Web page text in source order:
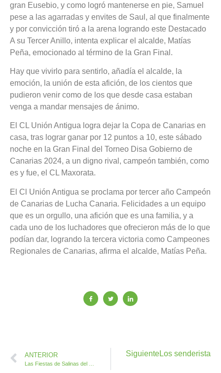
gran Eusebio, y como logró mantenerse en pie, Samuel
pese a las agarradas y envites de Saul, al que finalmente
y por convicción tiró a la arena logrando este Destacado
A su Tercer Anillo, intenta explicar el alcalde, Matías
Peña, emocionado al término de la Gran Final.
Hay que vivirlo para sentirlo, añadía el alcalde, la
emoción, la unión de esta afición, de los cientos que
pudieron venir como de los que desde casa estaban
venga a mandar mensajes de ánimo.
El CL Unión Antigua logra dejar la Copa de Canarias en
casa, tras lograr ganar por 12 puntos a 10, este sábado
noche en la Gran Final del Torneo Disa Gobierno de
Canarias 2024, a un digno rival, campeón también, como
es y fue, el CL Maxorata.
El Cl Unión Antigua se proclama por tercer año Campeón
de Canarias de Lucha Canaria. Felicidades a un equipo
que es un orgullo, una afición que es una familia, y a
cada uno de los luchadores que ofrecieron más de lo que
podían dar, logrando la tercera victoria como Campeones
Regionales de Canarias, afirma el alcalde, Matías Peña.
ANTERIOR SiguienteLos senderistas